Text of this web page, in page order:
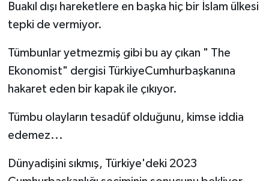
Buakıl dışı hareketlere en başka hiç bir İslam ülkesi
tepki de vermiyor.
Tümbunlar yetmezmiş gibi bu ay çıkan " The
Ekonomist" dergisi TürkiyeCumhurbaşkanına
hakaret eden bir kapak ile çıkıyor.
Tümbu olayların tesadüf olduğunu, kimse iddia
edemez...
Dünyadişini sıkmış, Türkiye'deki 2023